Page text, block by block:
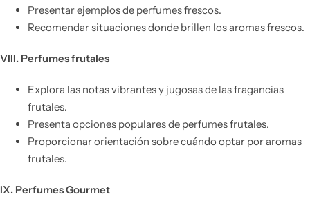
Presentar ejemplos de perfumes frescos.
Recomendar situaciones donde brillen los aromas frescos.
VIII. Perfumes frutales
Explora las notas vibrantes y jugosas de las fragancias
frutales.
Presenta opciones populares de perfumes frutales.
Proporcionar orientación sobre cuándo optar por aromas
frutales.
IX. Perfumes Gourmet